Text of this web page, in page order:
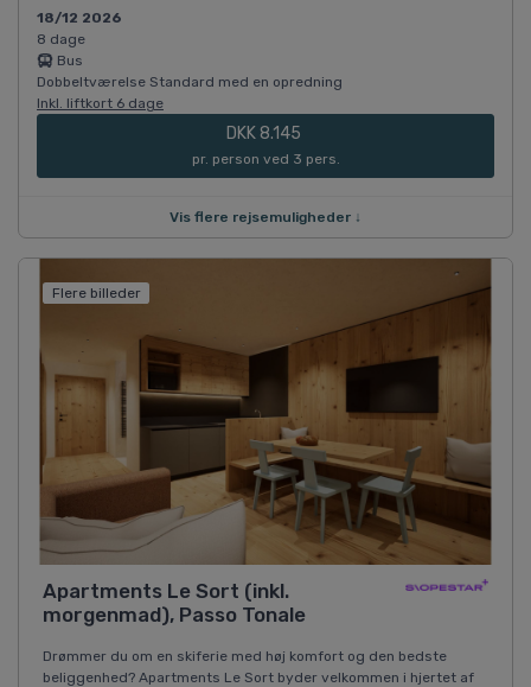
18/12 2026
8 dage
Bus
Dobbeltværelse Standard med en opredning
Inkl. liftkort 6 dage
DKK 8.145
pr. person ved 3 pers.
Vis flere rejsemuligheder ↓
Flere billeder
Apartments Le Sort (inkl.
morgenmad), Passo Tonale
Drømmer du om en skiferie med høj komfort og den bedste
beliggenhed? Apartments Le Sort byder velkommen i hjertet af